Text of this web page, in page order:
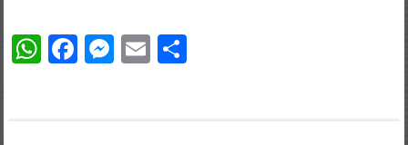
WhatsApp
Facebook
Messenger
EmailTeilen